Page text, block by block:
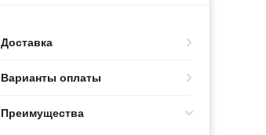
Доставка
Варианты оплаты
Преимущества